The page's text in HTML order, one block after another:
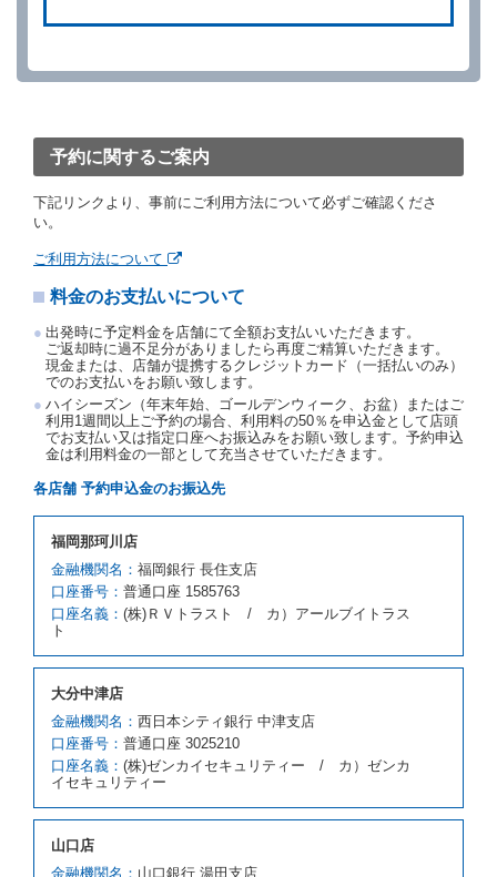
ができます。
を１時間以上経過してもレンタカー貸渡契約（以下
約取消手数料を当社に支払うものとし、当社は、この
予約取消手数料の支払いがあったときは、受領済の予
約申込金を借受人に返還するものとします。
当社の都合により、予約が取り消されたとき、又は貸
約申込金を返還するものとします。
若しくは当社のいずれの責にもよらない事由により貸
たものとします。この場合、当社は受領済の予約申込
金を返還するものとします。
第５条（代替レンタカー）
当社は、借受人から予約のあった車種クラスのレンタ
カーを貸し渡すことができないときは、予約と異なる
車種クラスのレンタカー（以下「代替レンタカー」と
いいます。）の貸渡しを申し入れることができるもの
とします。
クラスを除き予約時と同一の借受条件でレンタカー提
携先の代替レンタカーを貸し渡すものとします。な
お、代替レンタカーの貸渡料金が予約された車種クラ
スの貸渡料金より高くなるときは、予約した車種クラ
スの貸渡料金によるものとし、予約された車種クラス
借受人は、第１項の代替レンタカーの貸渡しの申入れ
を拒絶し、予約を取り消すことができるものとしま
す。
前項の場合、第１項の貸渡しをすることができない原
因が、当社の責に帰する事由によるときには第４条第
４項の予約の取消しとして取り扱い、当社は受領済の
予約申込金を返還するものとします。
原因が、当社の責に帰さない事由による時には第４条
第５項の予約の取消しとして取り扱い、当社は受領済
予約に関するご案内
下記リンクより、事前にご利用方法について必ずご確認くださ
い。
ご利用方法について
料金のお支払いについて
出発時に予定料金を店舗にて全額お支払いいただきます。
ご返却時に過不足分がありましたら再度ご精算いただきます。
現金または、店舗が提携するクレジットカード（一括払いのみ）
でのお支払いをお願い致します。
ハイシーズン（年末年始、ゴールデンウィーク、お盆）またはご
利用1週間以上ご予約の場合、利用料の50％を申込金として店頭
でお支払い又は指定口座へお振込みをお願い致します。予約申込
金は利用料金の一部として充当させていただきます。
各店舗 予約申込金のお振込先
福岡那珂川店
金融機関名： 福岡銀行 長住支店
口座番号： 普通口座 1585763
口座名義： (株)ＲＶトラスト / カ）アールブイトラス
ト
大分中津店
金融機関名： 西日本シティ銀行 中津支店
口座番号： 普通口座 3025210
口座名義： (株)ゼンカイセキュリティー / カ）ゼンカ
イセキュリティー
山口店
金融機関名： 山口銀行 湯田支店